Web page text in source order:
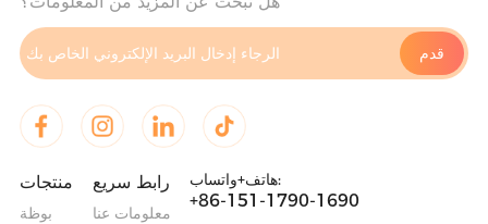
منتجات
بوظة
رابط سريع
معلومات عنا
هاتف+واتساب:
+86-151-1790-1690